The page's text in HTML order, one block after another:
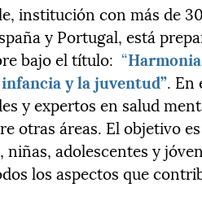
institución con más de
y Portugal, está
bajo el título: “
y la juventud”. En
y expertos en salud
otras áreas. El objetivo
adolescentes y
los aspectos que